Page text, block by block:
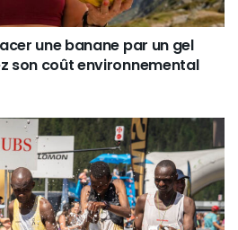
une banane par un gel
son coût environnemental